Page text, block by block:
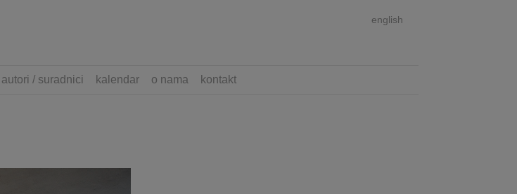
english
autori / suradnici kalendar o nama kontakt